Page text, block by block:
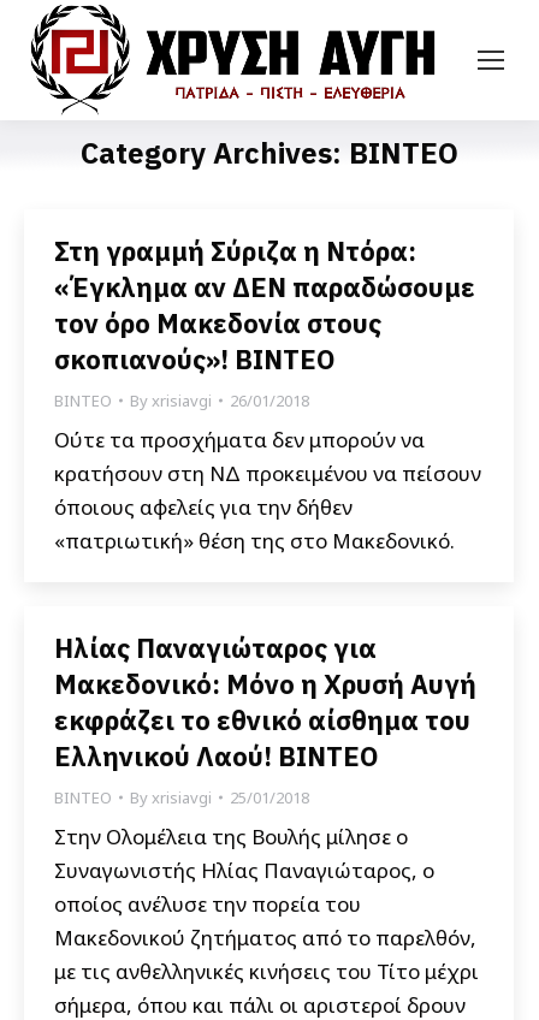
Category Archives: ΒΙΝΤΕΟ
Στη γραμμή Σύριζα η Ντόρα:
«Έγκλημα αν ΔΕΝ παραδώσουμε
τον όρο Μακεδονία στους
σκοπιανούς»! ΒΙΝΤΕΟ
ΒΙΝΤΕΟ Byxrisiavgi 26/01/2018
Ούτε τα προσχήματα δεν μπορούν να
κρατήσουν στη ΝΔ προκειμένου να πείσουν
όποιους αφελείς για την δήθεν
«πατριωτική» θέση της στο Μακεδονικό.
Ηλίας Παναγιώταρος για
Μακεδονικό: Μόνο η Χρυσή Αυγή
εκφράζει το εθνικό αίσθημα του
Ελληνικού Λαού! ΒΙΝΤΕΟ
ΒΙΝΤΕΟ Byxrisiavgi 25/01/2018
Στην Ολομέλεια της Βουλής μίλησε ο
Συναγωνιστής Ηλίας Παναγιώταρος, ο
οποίος ανέλυσε την πορεία του
Mακεδονικού ζητήματος από το παρελθόν,
με τις ανθελληνικές κινήσεις του Τίτο μέχρι
σήμερα, όπου και πάλι οι αριστεροί δρουν